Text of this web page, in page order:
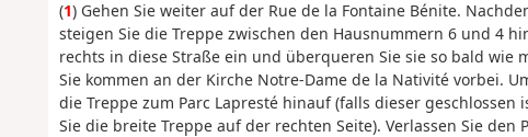
(1) Gehen Sie weiter auf der Rue de la Fontaine Bénite.
steigen Sie die Treppe zwischen den Hausnummern 6 und 4
rechts in diese Straße ein und überqueren Sie sie so bald wie
Sie kommen an der Kirche Notre-Dame de la Nativité vorbei.
die Treppe zum Parc Lapresté hinauf (falls dieser
Sie die breite Treppe auf der rechten Seite). Verlassen Sie den